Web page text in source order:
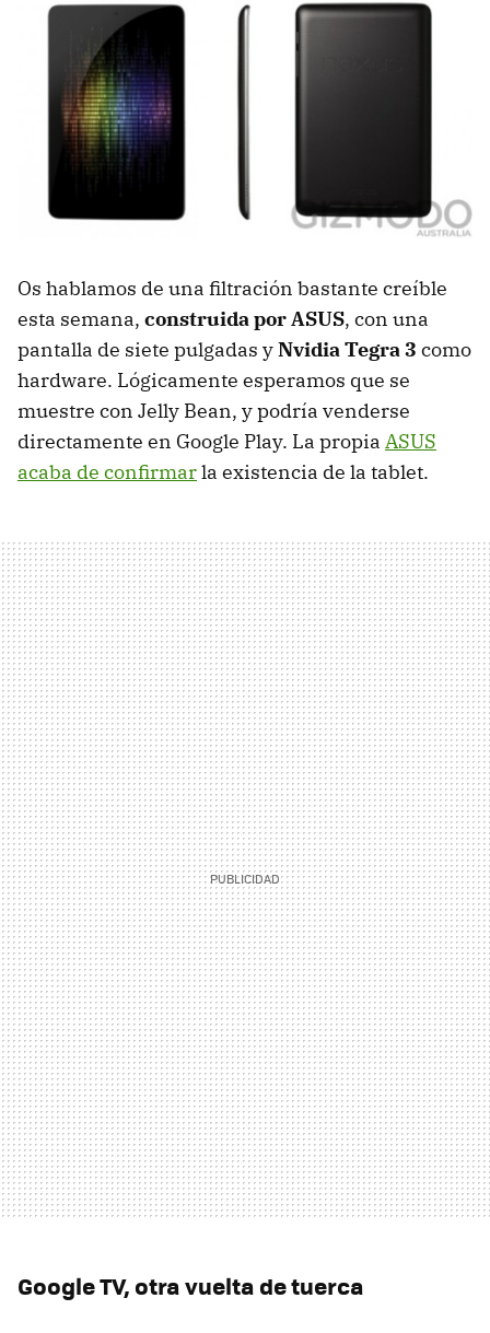
Os hablamos de una filtración bastante creíble
esta semana, construida porASUS, con una
pantalla de siete pulgadas yNvidia Tegra 3 como
hardware. Lógicamente esperamos que se
muestre con Jelly Bean, y podría venderse
directamente en Google Play. La propia ASUS
acaba de confirmarla existencia de la tablet.
Google TV, otra vuelta de tuerca